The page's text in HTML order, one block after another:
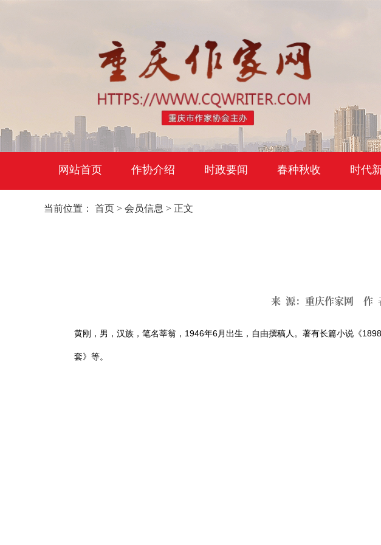
网站首页 作协介绍 时政要闻 春种秋收 时代
当前位置： 首页 > 会员信息 > 正文
来 源：重庆作家网 作
黄刚，男，汉族，笔名莘翁，1946年6月出生，自由撰稿人。著有长篇小说《
套》等。